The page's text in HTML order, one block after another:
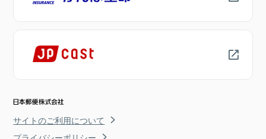
サイトのご利用について